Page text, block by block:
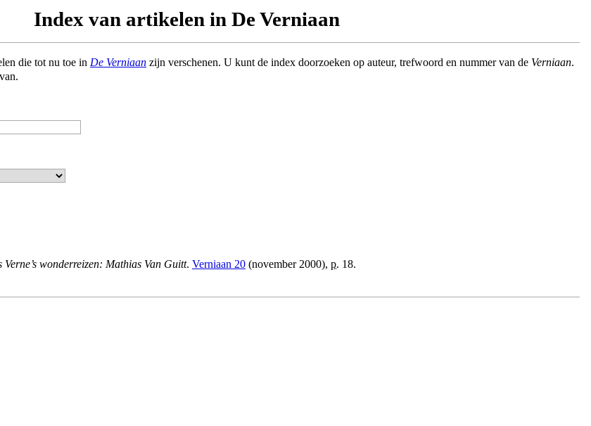
Index van artikelen in De Verniaan
die tot nu toe in De Verniaan zijn verschenen. U kunt de index doorzoeken op auteur, trefwoord en nummer van de Verniaan.
wonderreizen: Mathias Van Guitt. Verniaan 20 (november 2000), p. 18.